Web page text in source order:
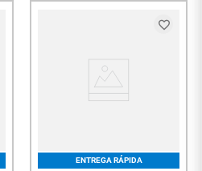
ENTREGA RÁPIDA